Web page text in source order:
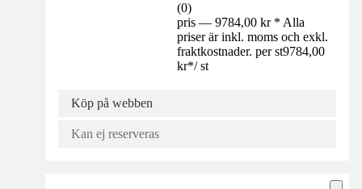
(0)
pris — 9784,00 kr * Alla
priser är inkl. moms och exkl.
fraktkostnader. per st9784,00
kr*/ st
Köp på webben
Kan ej reserveras